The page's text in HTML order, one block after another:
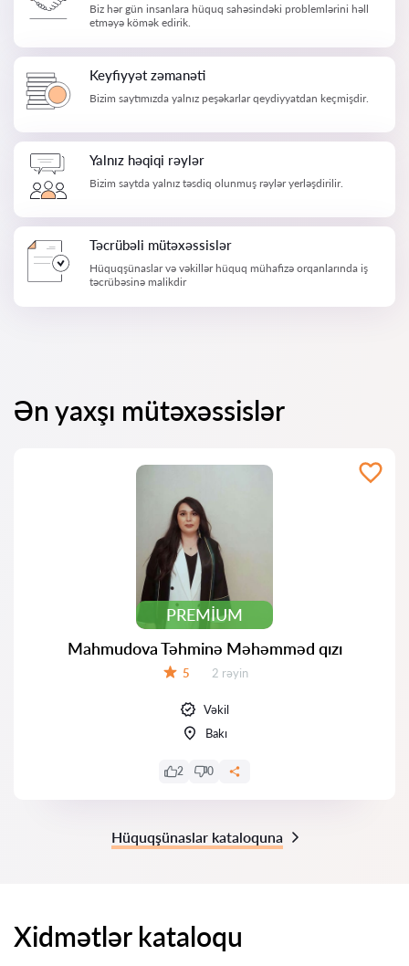
Biz hər gün insanlara hüquq sahəsindəki problemlərini həll
etməyə kömək edirik.
Keyfiyyət zəmanəti
Bizim saytımızda yalnız peşəkarlar qeydiyyatdan keçmişdir.
Yalnız həqiqi rəylər
Bizim saytda yalnız təsdiq olunmuş rəylər yerləşdirilir.
Təcrübəli mütəxəssislər
Hüquqşünaslar və vəkillər hüquq mühafizə orqanlarında iş
təcrübəsinə malikdir
Ən yaxşı mütəxəssislər
PREMIUM
Mahmudova Təhminə Məhəmməd qızı
5 Rəylər:
2 rəyin
Vəkil
Bakı
2 0
Hüquqşünaslar kataloquna
Xidmətlər kataloqu